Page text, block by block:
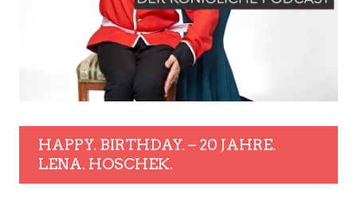
HAPPY. BIRTHDAY. – 20 JAHRE.
LENA. HOSCHEK.